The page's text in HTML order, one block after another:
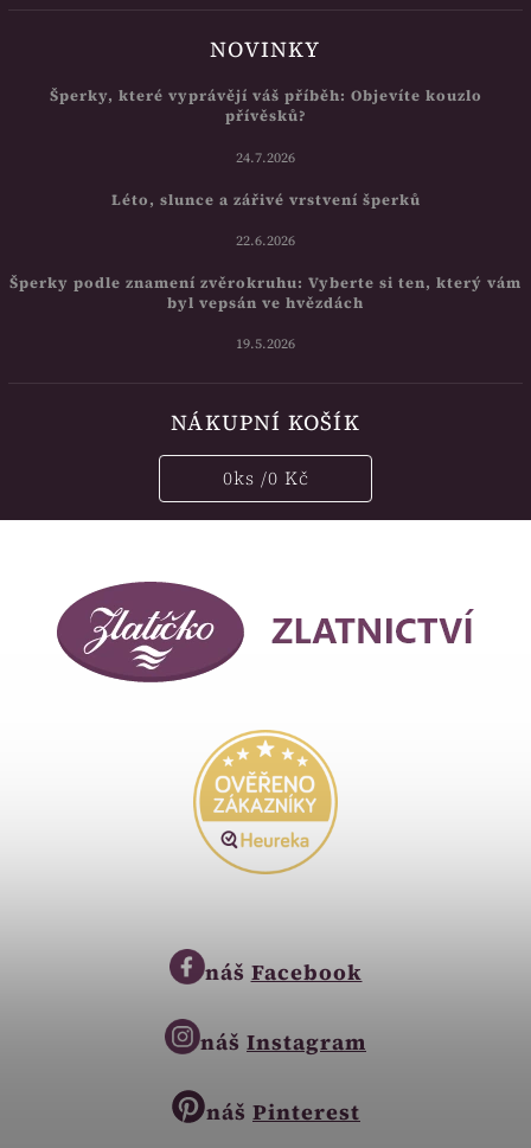
NOVINKY
Šperky, které vyprávějí váš příběh: Objevíte kouzlo
přívěsků?
24.7.2026
Léto, slunce a zářivé vrstvení šperků
22.6.2026
Šperky podle znamení zvěrokruhu: Vyberte si ten, který vám
byl vepsán ve hvězdách
19.5.2026
NÁKUPNÍ KOŠÍK
0ks /0 Kč
náš Facebook
náš Instagram
náš Pinterest